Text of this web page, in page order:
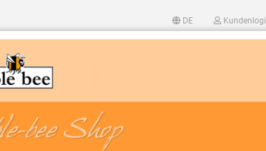
DE
Sprache auswählen